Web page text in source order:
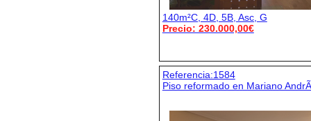
140m²C, 4D, 5B, Asc, G
Precio: 230.000,00€
Referencia:1584
Piso reformado en Mariano